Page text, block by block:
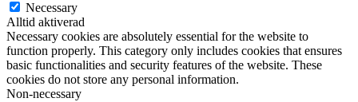
Necessary
Alltid aktiverad
Necessary cookies are absolutely essential for the website to
function properly. This category only includes cookies that ensures
basic functionalities and security features of the website. These
cookies do not store any personal information.
Non-necessary